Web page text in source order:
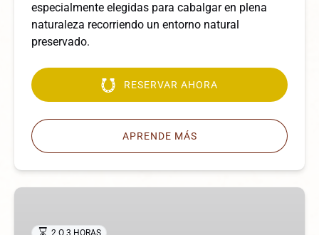
especialmente elegidas para cabalgar en plena
naturaleza recorriendo un entorno natural
preservado.
RESERVAR AHORA
APRENDE MÁS
Excursión
2 O 3 HORAS